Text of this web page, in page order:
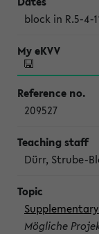
block in R.5-4-
209527
Dürr, Strube-
Mögliche